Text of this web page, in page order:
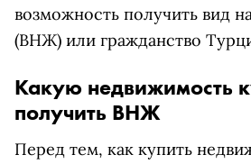
возможность получить вид
(ВНЖ) или гражданство
Какую недвижимость
получить ВНЖ
Перед тем, как купить